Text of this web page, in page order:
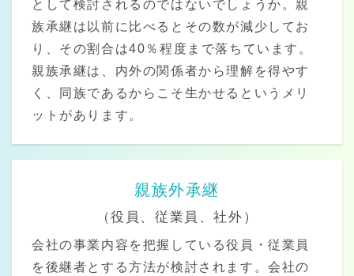
として検討されるのではないでしょうか。親
族承継は以前に比べるとその数が減少してお
り、その割合は40％程度まで落ちています。
親族承継は、内外の関係者から理解を得やす
く、同族であるからこそ生かせるというメリ
ットがあります。
親族外承継
（役員、従業員、社外）
会社の事業内容を把握している役員・従業員
を後継者とする方法が検討されます。会社の